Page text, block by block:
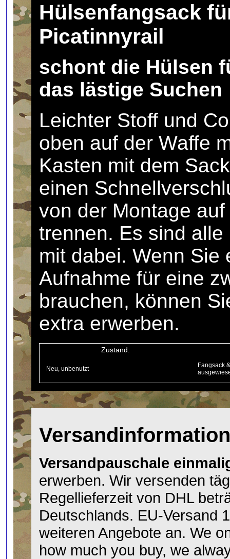
Hülsenfangsack
Picatinnyrail
schont die Hülsen
das lästige Suchen
Leichter Stoff und
oben auf der Waffe
Kasten mit dem
einen
von der Montage
trennen. Es sind alle
mit dabei. Wenn Sie
Aufnahme für eine
brauchen, können
extra erwerben.
Zustand:
Neu, unbenutzt
Fangsack
Versandpauschale
erwerben. Wir versenden
Regellieferzeit von DHL
Deutschlands. EU-Versand
weiteren Angebote an. We
how much you buy, we